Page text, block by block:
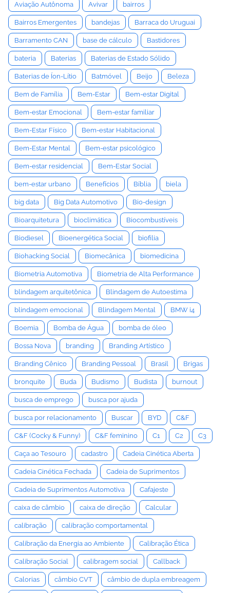
Aviação Autônoma Avivar bairros
Bairros Emergentes bandejas Barraca do Uruguai
Barramento CAN base de cálculo Bastidores
bateria Baterias Baterias de Estado Sólido
Baterias de Íon-Lítio Batmóvel Beijo Beleza
Bem de Família Bem-Estar Bem-estar Digital
Bem-estar Emocional Bem-estar familiar
Bem-Estar Físico Bem-estar Habitacional
Bem-Estar Mental Bem-estar psicológico
Bem-estar residencial Bem-Estar Social
bem-estar urbano Benefícios Bíblia biela
big data Big Data Automotivo Bio-design
Bioarquitetura bioclimática Biocombustíveis
Biodiesel Bioenergética Social biofilia
Biohacking Social Biomecânica biomedicina
Biometria Automotiva Biometria de Alta Performance
blindagem arquitetônica Blindagem de Autoestima
blindagem emocional Blindagem Mental BMW i4
Boemia Bomba de Água bomba de óleo
Bossa Nova branding Branding Artístico
Branding Cênico Branding Pessoal Brasil Brigas
bronquite Buda Budismo Budista burnout
busca de emprego busca por ajuda
busca por relacionamento Buscar BYD C&F
C&F (Cocky & Funny) C&F feminino C1 C2 C3
Caça ao Tesouro cadastro Cadeia Cinética Aberta
Cadeia Cinética Fechada Cadeia de Suprimentos
Cadeia de Suprimentos Automotiva Cafajeste
caixa de câmbio caixa de direção Calcular
calibração calibração comportamental
Calibração da Energia ao Ambiente Calibração Ética
Calibração Social calibragem social Callback
Calorias câmbio CVT câmbio de dupla embreagem